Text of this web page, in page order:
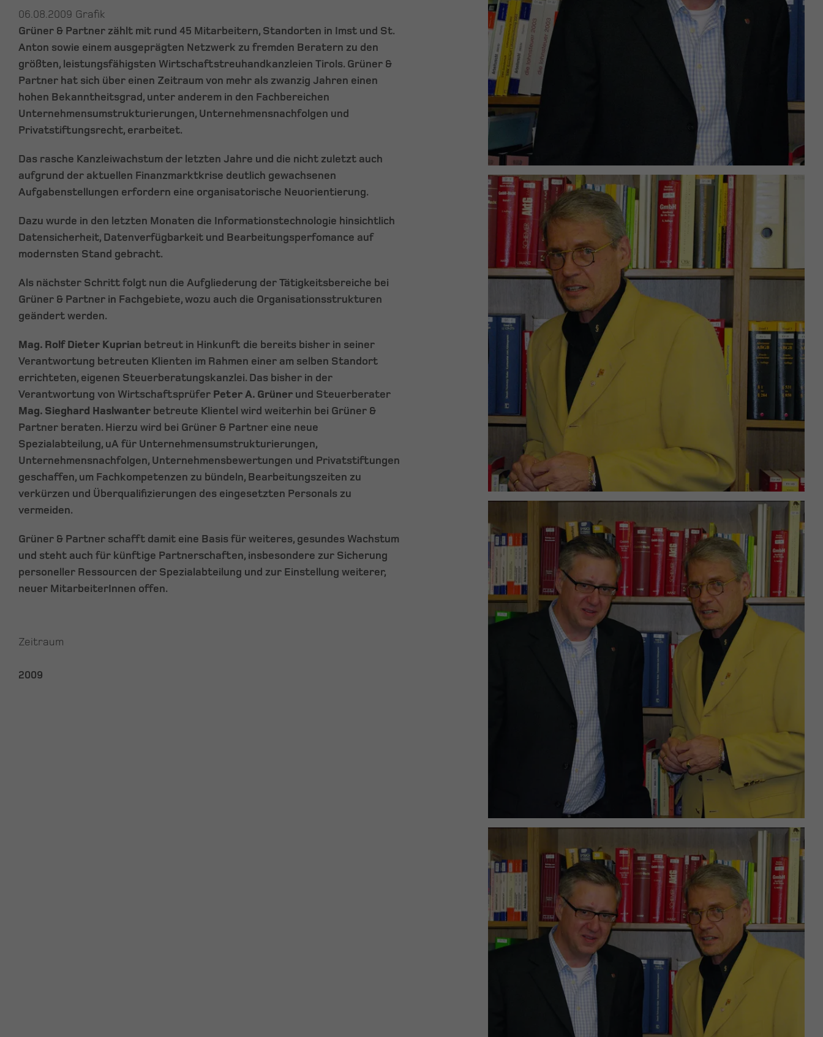
06.08.2009 Grafik
Grüner & Partner zählt mit rund 45 Mitarbeitern, Standorten in Imst und St.
Anton sowie einem ausgeprägten Netzwerk zu fremden Beratern zu den
größten, leistungsfähigsten Wirtschaftstreuhandkanzleien Tirols. Grüner &
Partner hat sich über einen Zeitraum von mehr als zwanzig Jahren einen
hohen Bekanntheitsgrad, unter anderem in den Fachbereichen
Unternehmensumstrukturierungen, Unternehmensnachfolgen und
Privatstiftungsrecht, erarbeitet.
Das rasche Kanzleiwachstum der letzten Jahre und die nicht zuletzt auch
aufgrund der aktuellen Finanzmarktkrise deutlich gewachsenen
Aufgabenstellungen erfordern eine organisatorische Neuorientierung.
Dazu wurde in den letzten Monaten die Informationstechnologie hinsichtlich
Datensicherheit, Datenverfügbarkeit und Bearbeitungsperfomance auf
modernsten Stand gebracht.
Als nächster Schritt folgt nun die Aufgliederung der Tätigkeitsbereiche bei
Grüner & Partner in Fachgebiete, wozu auch die Organisationsstrukturen
geändert werden.
Mag. Rolf Dieter Kuprian betreut in Hinkunft die bereits bisher in seiner
Verantwortung betreuten Klienten im Rahmen einer am selben Standort
errichteten, eigenen Steuerberatungskanzlei. Das bisher in der
Verantwortung von Wirtschaftsprüfer Peter A. Grüner und Steuerberater
Mag. Sieghard Haslwanter betreute Klientel wird weiterhin bei Grüner &
Partner beraten. Hierzu wird bei Grüner & Partner eine neue
Spezialabteilung, uA für Unternehmensumstrukturierungen,
Unternehmensnachfolgen, Unternehmensbewertungen und Privatstiftungen
geschaffen, um Fachkompetenzen zu bündeln, Bearbeitungszeiten zu
verkürzen und Überqualifizierungen des eingesetzten Personals zu
vermeiden.
Grüner & Partner schafft damit eine Basis für weiteres, gesundes Wachstum
und steht auch für künftige Partnerschaften, insbesondere zur Sicherung
personeller Ressourcen der Spezialabteilung und zur Einstellung weiterer,
neuer MitarbeiterInnen offen.
Zeitraum
2009